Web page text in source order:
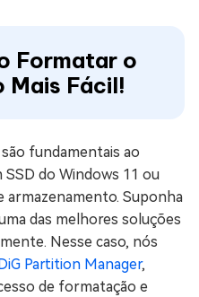
Formatar o
Mais Fácil!
fundamentais ao
do Windows 11 ou
Suponha
das melhores soluções
Nesse caso, nós
Partition Manager,
de formatação e